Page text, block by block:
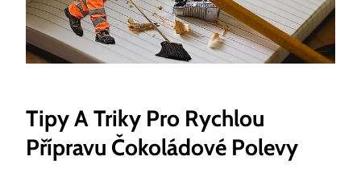
Tipy A Triky Pro Rychlou
Přípravu Čokoládové Polevy